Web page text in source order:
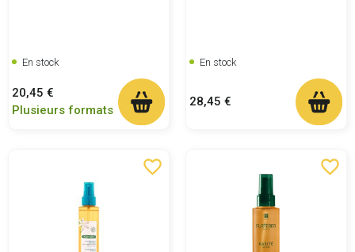
En stock
Prix
20,45 €
Plusieurs formats
En stock
Prix
28,45 €
favorite_border favorite_border